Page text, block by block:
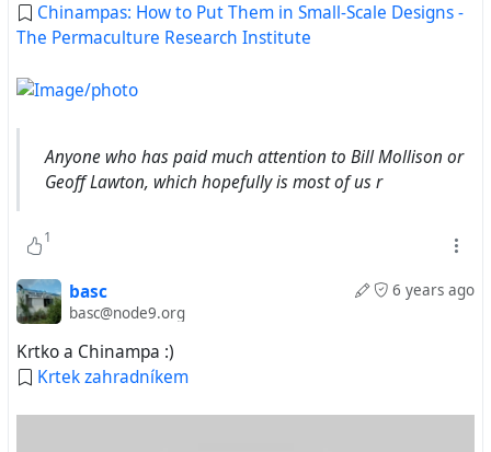
Vysvetlívky hydropónia Chinampa obr.1:
1. odkvapová rúra s odbočkou do nádrže
2. nádrž na dažďovú vodu
3. prepad nadbytočnej vody naspäť do odkvapu
4. jazierko, vodná plocha, + vodné rastliny
Chinampas: How to Put Them in Small-Scale Designs -
The Permaculture Research Institute
Anyone who has paid much attention to Bill Mollison or
Geoff Lawton, which hopefully is most of us r
1
6 years ago
basc
basc@node9.org
Krtko a Chinampa :)
Krtek zahradníkem